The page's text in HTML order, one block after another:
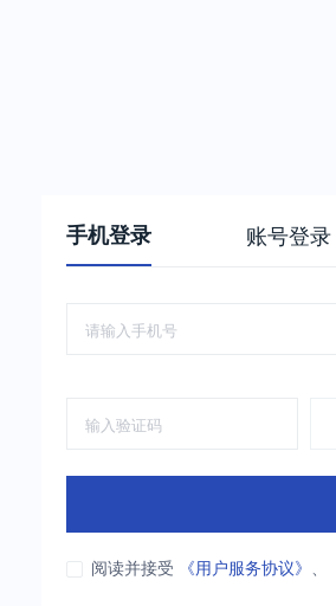
手机登录 账号登录
阅读并接受 《用户服务协议》 、